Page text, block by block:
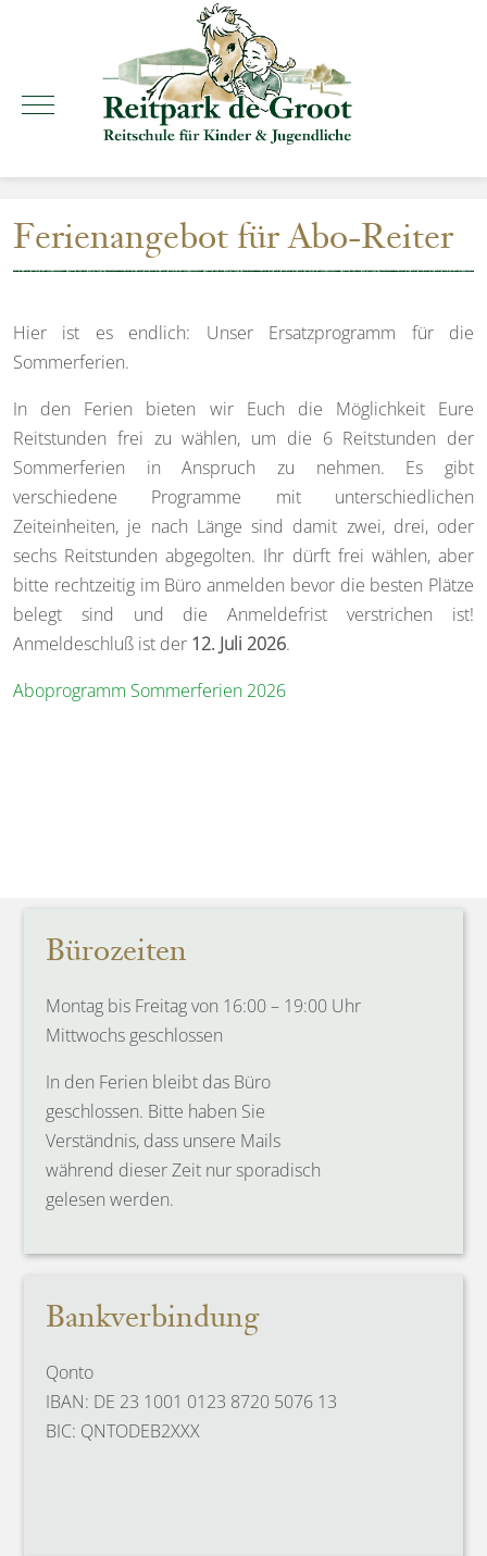
Mobile Menu Toggle
Ferienangebot für Abo-Reiter
Hier ist es endlich: Unser Ersatzprogramm für die
Sommerferien.
In den Ferien bieten wir Euch die Möglichkeit Eure
Reitstunden frei zu wählen, um die 6 Reitstunden der
Sommerferien in Anspruch zu nehmen. Es gibt
verschiedene Programme mit unterschiedlichen
Zeiteinheiten, je nach Länge sind damit zwei, drei, oder
sechs Reitstunden abgegolten. Ihr dürft frei wählen, aber
bitte rechtzeitig im Büro anmelden bevor die besten Plätze
belegt sind und die Anmeldefrist verstrichen ist!
Anmeldeschluß ist der 12. Juli 2026.
Aboprogramm Sommerferien 2026
Bürozeiten
Montag bis Freitag von 16:00 – 19:00 Uhr
Mittwochs geschlossen
In den Ferien bleibt das Büro
geschlossen. Bitte haben Sie
Verständnis, dass unsere Mails
während dieser Zeit nur sporadisch
gelesen werden.
Bankverbindung
Qonto
IBAN: DE 23 1001 0123 8720 5076 13
BIC: QNTODEB2XXX